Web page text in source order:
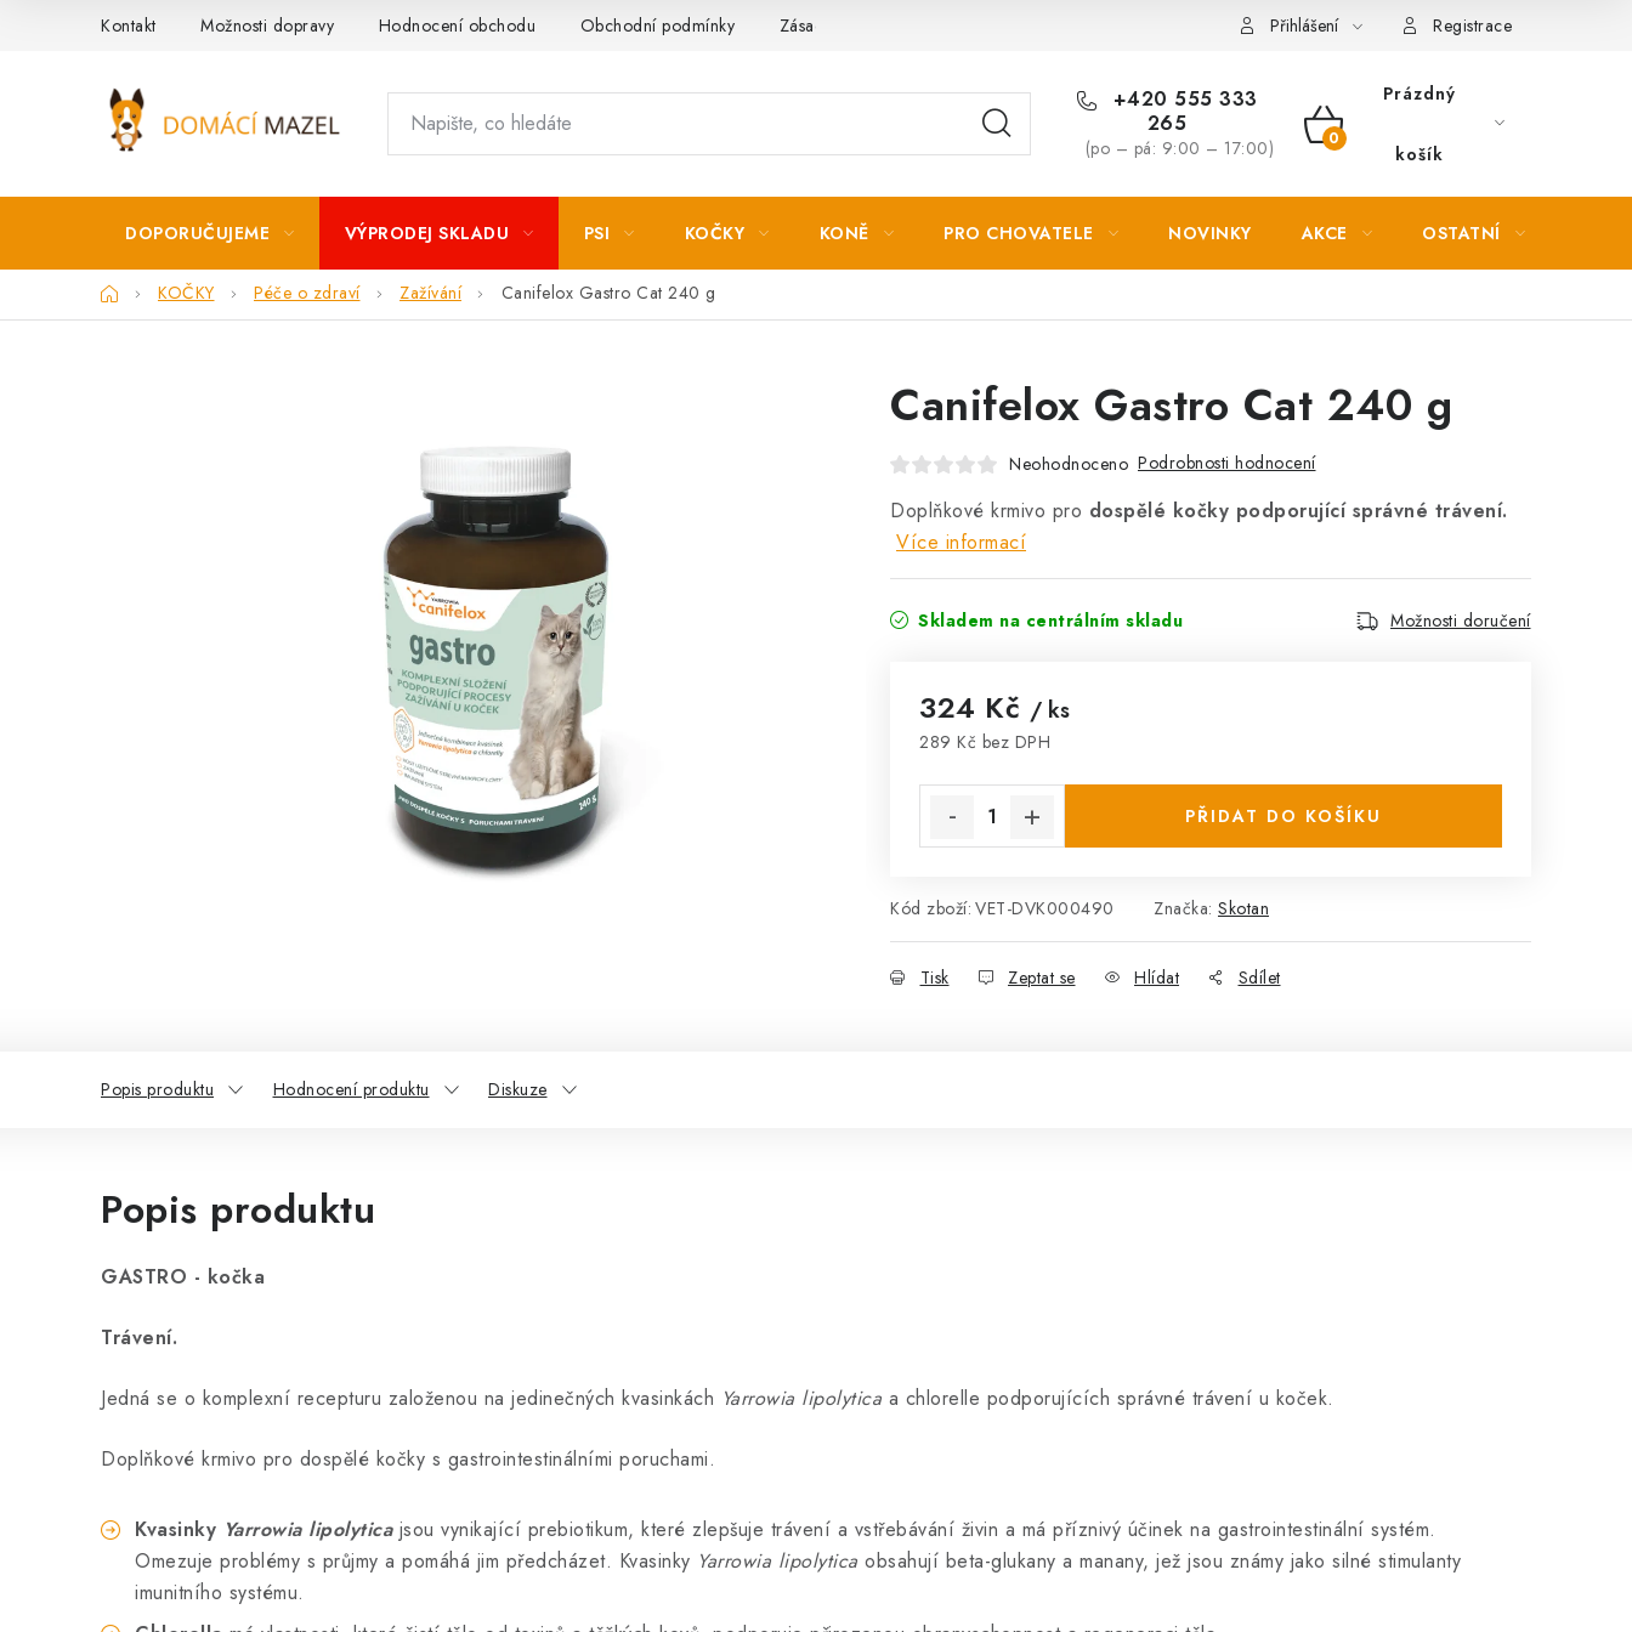
Kontakt Možnosti dopravy Hodnocení obchodu Obchodní podmínky Zásady zpracování osobních údajů Přihlášení Registrace
+420 555 333
265
(po – pá: 9:00 – 17:00)
NÁKUPNÍ
Prázdný
košík
DOPORUČUJEME VÝPRODEJ SKLADU PSI KOČKY KONĚ PRO CHOVATELE NOVINKY AKCE OSTATNÍ
DomůKOČKY Péče o zdraví Zažívání Canifelox Gastro Cat 240 g
Canifelox Gastro Cat 240 g
Neohodnoceno Podrobnosti hodnocení
Doplňkové krmivo pro dospělé kočky podporující správné trávení.
Více informací
Skladem na centrálním skladu Možnosti doručení
324 Kč / ks
289 Kč bez DPH
PŘIDAT DO KOŠÍKU
Kód zboží: VET-DVK000490 Značka: Skotan
Tisk Zeptat se Hlídat Sdílet
Popis produktu Hodnocení produktu Diskuze
Popis produktu
GASTRO - kočka
Trávení.
Jedná se o komplexní recepturu založenou na jedinečných kvasinkách Yarrowia lipolytica a chlorelle podporujících správné trávení u koček.
Doplňkové krmivo pro dospělé kočky s gastrointestinálními poruchami.
Kvasinky Yarrowia lipolyticajsou vynikající prebiotikum, které zlepšuje trávení a vstřebávání živin a má příznivý účinek na gastrointestinální systém.
Omezuje problémy s průjmy a pomáhá jim předcházet. Kvasinky Yarrowia lipolytica obsahují beta-glukany a manany, jež jsou známy jako silné stimulanty
imunitního systému.